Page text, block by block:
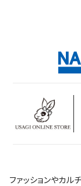
ファッションやカ